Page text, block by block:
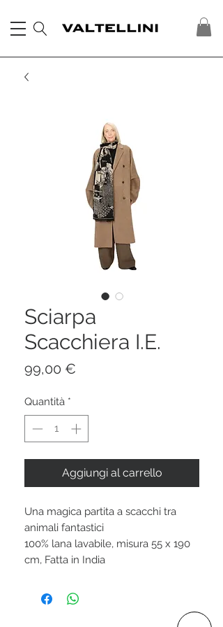
Sciarpa
Scacchiera I.E.
99,00 €
Quantità *
Aggiungi al carrello
Una magica partita a scacchi tra
animali fantastici
100% lana lavabile, misura 55 x 190
cm, Fatta in India